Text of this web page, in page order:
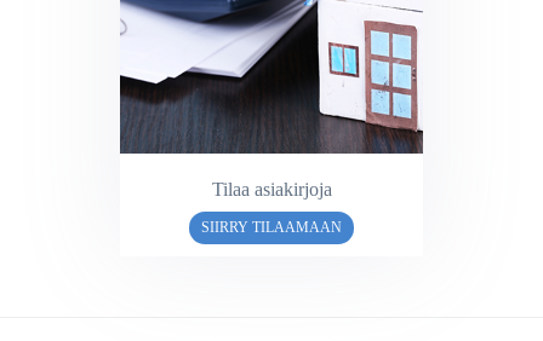
Tilaa asiakirjoja
SIIRRY TILAAMAAN